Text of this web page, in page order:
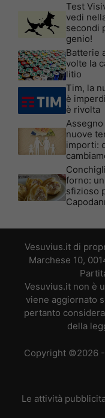
Test
vedi
secondi
genio!
Batterie
volte la
litio
Tim, la
è
è rivolta
nuove
importi:
forno:
sfizioso
Vesuvius.it di
Marchese 10,
Vesuvius.it non è
viene aggiornato
pertanto
della
Copyright ©2026
Le attività